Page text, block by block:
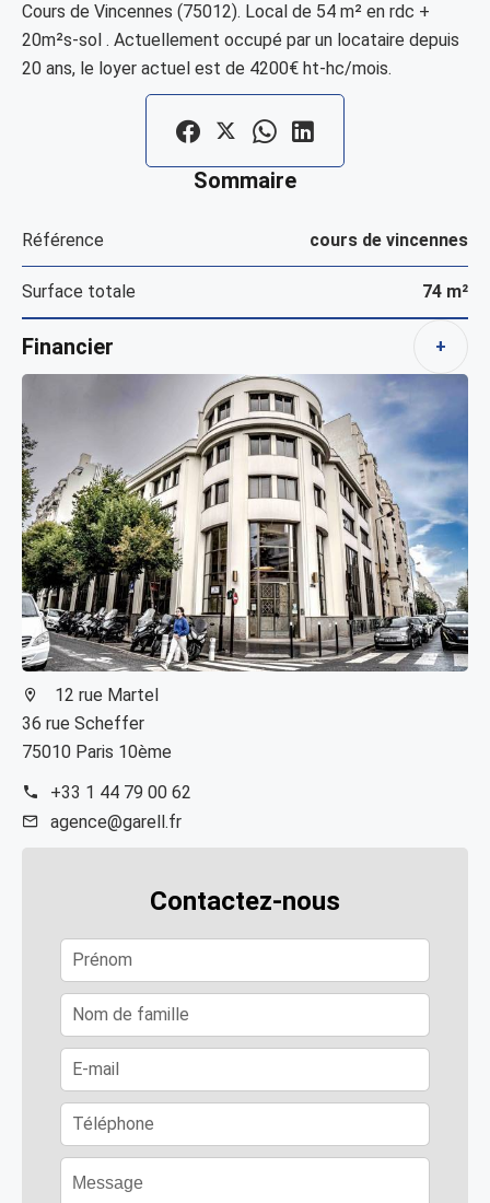
Cours de Vincennes (75012). Local de 54 m² en rdc +
20m²s-sol . Actuellement occupé par un locataire depuis
20 ans, le loyer actuel est de 4200€ ht-hc/mois.
Sommaire
Référence cours de vincennes
Surface totale 74 m²
Financier +
12 rue Martel
36 rue Scheffer
75010 Paris 10ème
+33 1 44 79 00 62
agence@garell.fr
Contactez-nous